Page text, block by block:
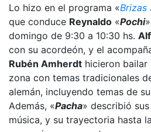
Lo hizo en el programa «Brizas
que conduce Reynaldo «Pochi»
domingo de 9:30 a 10:30 hs.
con su acordeón, y el
Rubén Amherdt hicieron bailar
zona con temas tradicionales
alemán, incluyendo temas de
Además, «Pacha» describió
música, y su trayectoria hasta